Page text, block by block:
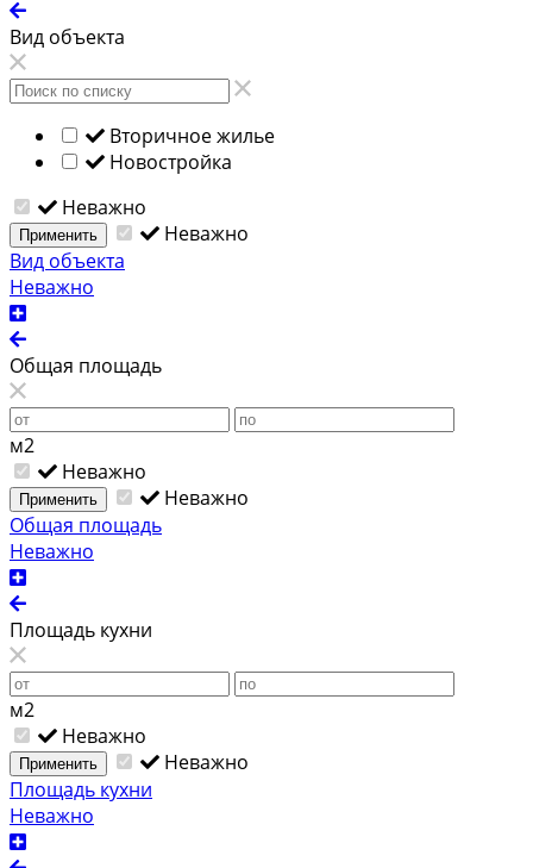
Вид объекта
Вторичное жилье
Новостройка
Неважно
Применить
Неважно
Вид объекта
Неважно
Общая площадь
м2
Неважно
Применить
Неважно
Общая площадь
Неважно
Площадь кухни
м2
Неважно
Применить
Неважно
Площадь кухни
Неважно